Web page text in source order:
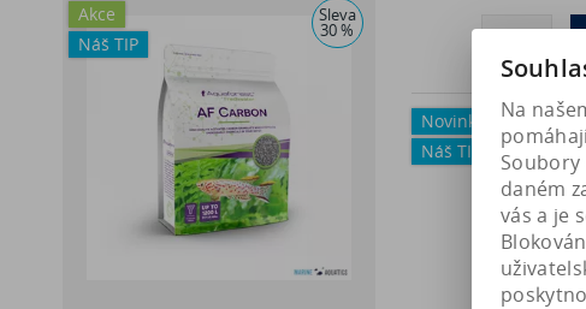
Sleva
30 %
Akce
Náš TIP
Novinka
Náš TIP
Na
Soubory
daném
vás a je